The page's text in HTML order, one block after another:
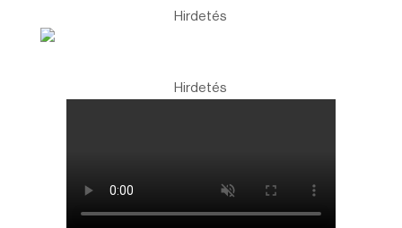
Hirdetés
Hirdetés